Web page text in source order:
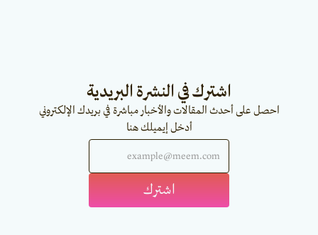
اشترك في النشرة البريدية
احصل على أحدث المقالات والأخبار مباشرة في بريدك الإلكتروني
أدخل إيميلك هنا